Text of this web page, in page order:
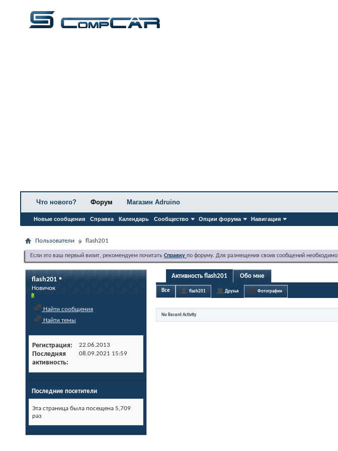
Что нового? Форум
Новые сообщения Справка Календарь Сообщество Опции форума Навигация
Магазин Adruino
Пользователи flash201
Если это ваш первый визит, рекомендуем почитать Справку по форуму. Для размещения своих сообщений необходимо
flash201
Новичок
Найти сообщения
Найти темы
Регистрация 22.06.2013
Последняя
активность
08.09.2021 15:59
Последние посетители
Эта страница была посещена 5,709
раз
Активность flash201 Обо мне
Все flash201 Друзья Фотографии
No Recent Activity